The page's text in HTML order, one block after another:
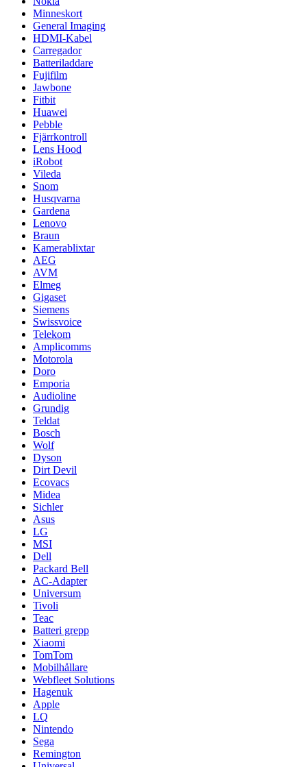
Minneskort
General Imaging
HDMI-Kabel
Carregador
Batteriladdare
Fujifilm
Jawbone
Fitbit
Huawei
Pebble
Fjärrkontroll
Lens Hood
iRobot
Vileda
Snom
Husqvarna
Gardena
Lenovo
Braun
Kamerablixtar
AEG
AVM
Elmeg
Gigaset
Siemens
Swissvoice
Telekom
Amplicomms
Motorola
Doro
Emporia
Audioline
Grundig
Teldat
Bosch
Wolf
Dyson
Dirt Devil
Ecovacs
Midea
Sichler
Asus
LG
MSI
Dell
Packard Bell
AC-Adapter
Universum
Tivoli
Teac
Batteri grepp
Xiaomi
TomTom
Mobilhållare
Webfleet Solutions
Hagenuk
Apple
LQ
Nintendo
Sega
Remington